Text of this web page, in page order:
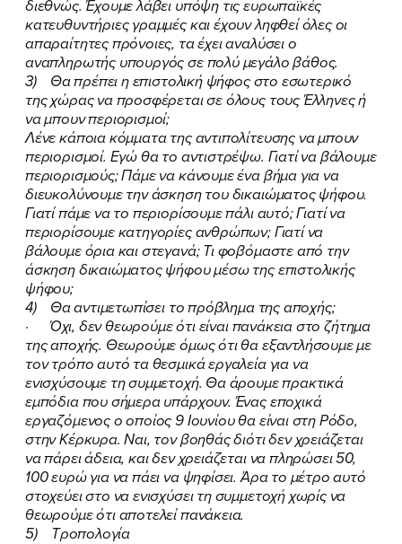
ΠΟΙΑ ΕΙΜΑΙ
ΕΡΓΟ
ΕΚΔΗΛΩΣΕΙΣ
ΝΕΑ
ΕΛΑ ΚΙ ΕΣΥ
FB IN TW YT LN VB
διεθνώς. Έχουμε λάβει υπόψη τις ευρωπαϊκές
κατευθυντήριες γραμμές και έχουν ληφθεί όλες οι
απαραίτητες πρόνοιες, τα έχει αναλύσει ο
αναπληρωτής υπουργός σε πολύ μεγάλο βάθος.
3) Θα πρέπει η επιστολική ψήφος στο εσωτερικό
της χώρας να προσφέρεται σε όλους τους Έλληνες ή
να μπουν περιορισμοί;
Λένε κάποια κόμματα της αντιπολίτευσης να μπουν
περιορισμοί. Εγώ θα το αντιστρέψω. Γιατί να βάλουμε
περιορισμούς; Πάμε να κάνουμε ένα βήμα για να
διευκολύνουμε την άσκηση του δικαιώματος ψήφου.
Γιατί πάμε να το περιορίσουμε πάλι αυτό; Γιατί να
περιορίσουμε κατηγορίες ανθρώπων; Γιατί να
βάλουμε όρια και στεγανά; Τι φοβόμαστε από την
άσκηση δικαιώματος ψήφου μέσω της επιστολικής
ψήφου;
4) Θα αντιμετωπίσει το πρόβλημα της αποχής;
· Όχι, δεν θεωρούμε ότι είναι πανάκεια στο ζήτημα
της αποχής. Θεωρούμε όμως ότι θα εξαντλήσουμε με
τον τρόπο αυτό τα θεσμικά εργαλεία για να
ενισχύσουμε τη συμμετοχή. Θα άρουμε πρακτικά
εμπόδια που σήμερα υπάρχουν. Ένας εποχικά
εργαζόμενος ο οποίος 9 Ιουνίου θα είναι στη Ρόδο,
στην Κέρκυρα. Ναι, τον βοηθάς διότι δεν χρειάζεται
να πάρει άδεια, και δεν χρειάζεται να πληρώσει 50,
100 ευρώ για να πάει να ψηφίσει. Άρα το μέτρο αυτό
στοχεύει στο να ενισχύσει τη συμμετοχή χωρίς να
θεωρούμε ότι αποτελεί πανάκεια.
5) Τροπολογία